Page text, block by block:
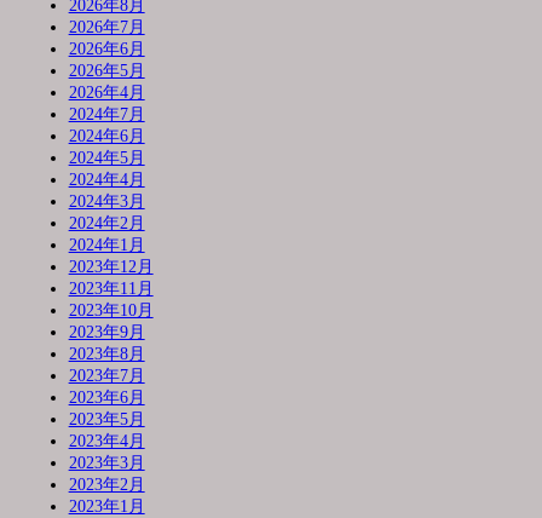
2026年8月
2026年7月
2026年6月
2026年5月
2026年4月
2024年7月
2024年6月
2024年5月
2024年4月
2024年3月
2024年2月
2024年1月
2023年12月
2023年11月
2023年10月
2023年9月
2023年8月
2023年7月
2023年6月
2023年5月
2023年4月
2023年3月
2023年2月
2023年1月